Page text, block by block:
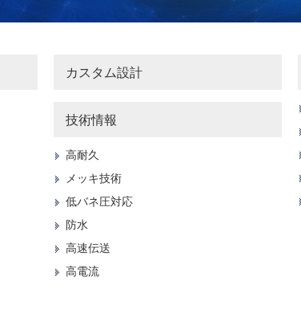
カスタム設計
技術情報
高耐久
メッキ技術
低バネ圧対応
防水
高速伝送
高電流